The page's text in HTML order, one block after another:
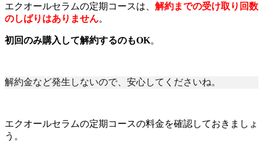
エクオールセラムの定期コースは、 解約までの受け取り回数
のしばりはありません。
初回のみ購入して解約するのもOK。
解約金など発生しないので、安心してくださいね。
エクオールセラムの定期コースの料金を確認しておきましょ
う。